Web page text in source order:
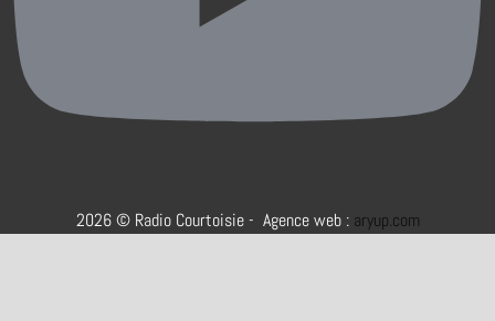
2026 © Radio Courtoisie - Agence web : aryup.com